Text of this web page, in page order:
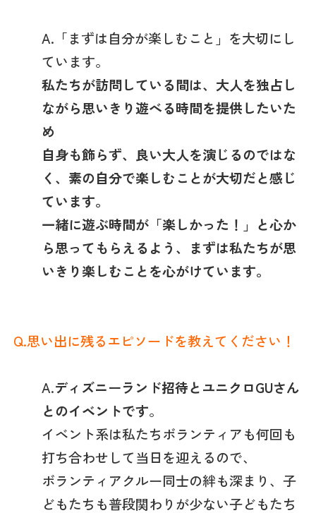
A.「まずは自分が楽しむこと」を大切にし
ています。
私たちが訪問している間は、大人を独占し
ながら思いきり遊べる時間を提供したいた
め
自身も飾らず、良い大人を演じるのではな
く、素の自分で楽しむことが大切だと感じ
ています。
一緒に遊ぶ時間が「楽しかった！」と心か
ら思ってもらえるよう、まずは私たちが思
いきり楽しむことを心がけています。
Q.思い出に残るエピソードを教えてください！
A.ディズニーランド招待とユニクロGUさん
とのイベントです。
イベント系は私たちボランティアも何回も
打ち合わせして当日を迎えるので、
ボランティアクルー同士の絆も深まり、子
どもたちも普段関わりが少ない子どもたち